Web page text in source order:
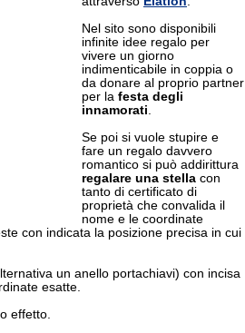
Nel sito sono disponibili
infinite idee regalo per
vivere un giorno
indimenticabile in coppia o
da donare al proprio partner
per la festa degli
innamorati
Se poi si vuole stupire e
fare un regalo davvero
romantico si può addirittura
regalare una stella con
tanto di certificato di
proprietà che convalida il
nome e le coordinate
con indicata la posizione precisa in cui
un anello portachiavi) con incisa
esatte.
effetto.